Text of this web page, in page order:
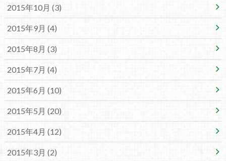
2015年10月 (3)
2015年9月 (4)
2015年8月 (3)
2015年7月 (4)
2015年6月 (10)
2015年5月 (20)
2015年4月 (12)
2015年3月 (2)